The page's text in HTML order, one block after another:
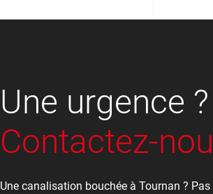
Une urgence ?
Contactez-
Une canalisation bouchée à Tournan ?